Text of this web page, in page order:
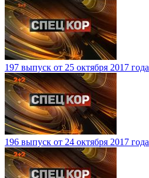
197 выпуск от 25 октября 2017 года
196 выпуск от 24 октября 2017 года